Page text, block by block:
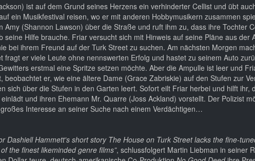
ist auf dem Grund seines Herzens ein verhinderter Cellist und übt
ein Musikfestival reisen, wo er mit anderen Hobbymusikern zusammen
(Shannon Lawson) über die Straße und ruft ihm zu, dass ihre Tochter
Hilfe brauche. Friar versucht sich mit Hinweis auf seine Pläne aus der
bei ihrem Freund auf der Turk Street zu suchen. Am nächsten Morgen
fragt er viele Leute ohne nennswerten Erfolg und hastet zu seinem Auto
erstmal eine Spritze setzen möchte. Aber die Ampulle ist leer und
beobachtet er, wie eine ältere Dame (Grace Zabriskie) auf den Stufen zur
sich über die Stufen in den Garten leert. Sofort eilt Friar herbei und hilft ihr,
und ihren Ehemann Mr. Quarre (Joss Ackland) vorstellt. Der Polizist
Interesse an seiner Suche nach einem Verdächtigen…
Dashiell Hammett's short story The House on Turk Street lacks the fine-
the finest likeminded genre films”, schlussfolgert Martin Liebman in seiner